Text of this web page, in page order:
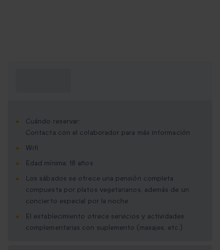
Cuándo reservar:
Contacta con el colaborador para más información
Wifi
Edad mínima: 18 años
Los sábados se ofrece una pensión completa
compuesta por platos vegetarianos, además de un
concierto especial por la noche
El establecimiento ofrece servicios y actividades
complementarias con suplemento (masajes, etc.)